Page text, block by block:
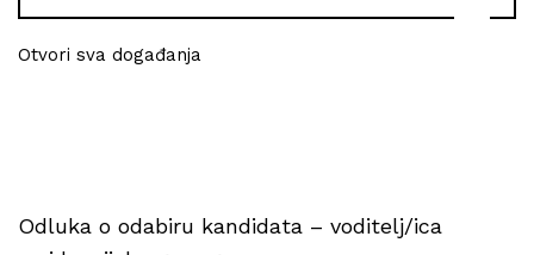
Otvori sva događanja
Odluka o odabiru kandidata – voditelj/ica